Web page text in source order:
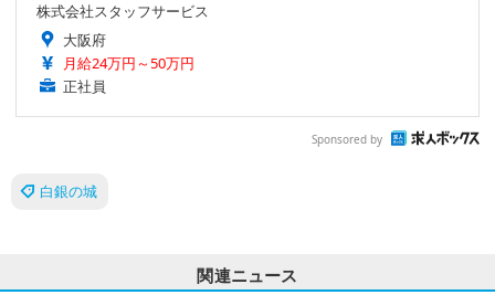
株式会社スタッフサービス
大阪府
月給24万円～50万円
正社員
Sponsored by
白銀の城
関連ニュース